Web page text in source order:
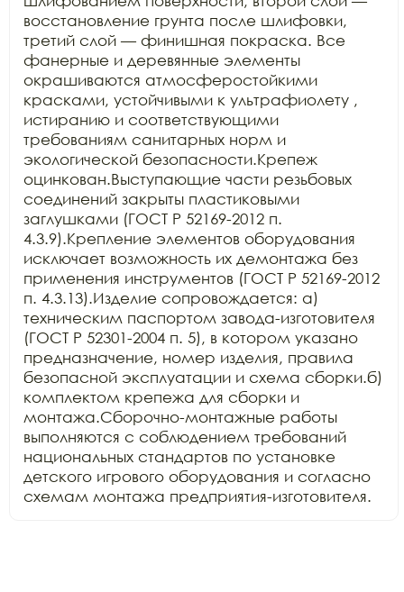
восстановление грунта после шлифовки,
третий слой — финишная покраска. Все
фанерные и деревянные элементы
окрашиваются атмосферостойкими
красками, устойчивыми к ультрафиолету ,
истиранию и соответствующими
требованиям санитарных норм и
экологической безопасности.Крепеж
оцинкован.Выступающие части резьбовых
соединений закрыты пластиковыми
заглушками (ГОСТ Р 52169-2012 п.
4.3.9).Крепление элементов оборудования
исключает возможность их демонтажа без
применения инструментов (ГОСТ Р 52169-2012
п. 4.3.13).Изделие сопровождается: а)
техническим паспортом завода-изготовителя
(ГОСТ Р 52301-2004 п. 5), в котором указано
предназначение, номер изделия, правила
безопасной эксплуатации и схема сборки.б)
комплектом крепежа для сборки и
монтажа.Сборочно-монтажные работы
выполняются с соблюдением требований
национальных стандартов по установке
детского игрового оборудования и согласно
схемам монтажа предприятия-изготовителя.